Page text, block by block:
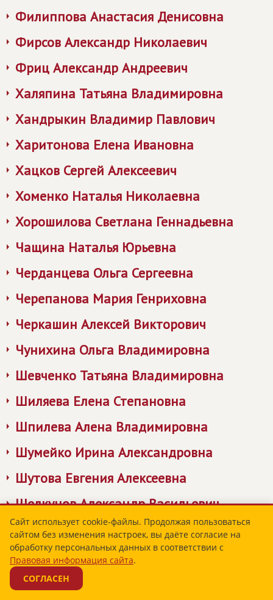
Филиппова Анастасия Денисовна
Фирсов Александр Николаевич
Фриц Александр Андреевич
Халяпина Татьяна Владимировна
Хандрыкин Владимир Павлович
Харитонова Елена Ивановна
Хацков Сергей Алексеевич
Хоменко Наталья Николаевна
Хорошилова Светлана Геннадьевна
Чащина Наталья Юрьевна
Черданцева Ольга Сергеевна
Черепанова Мария Генриховна
Черкашин Алексей Викторович
Чунихина Ольга Владимировна
Шевченко Татьяна Владимировна
Шиляева Елена Степановна
Шпилева Алена Владимировна
Шумейко Ирина Александровна
Шутова Евгения Алексеевна
Щелкунов Александр Васильевич
Щетинин Евгений Георгиевич
Экова Ольга Владимировна
Юнкина Юлия Александровна
Сайт использует cookie-файлы. Продолжая пользоваться
сайтом без изменения настроек, вы даёте согласие на
обработку персональных данных в соответствии с
Правовая информация сайта.
СОГЛАСЕН